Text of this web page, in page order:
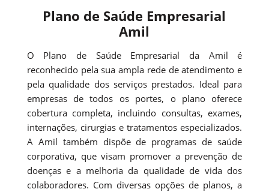
Plano de Saúde Empresarial
Amil
O Plano de Saúde Empresarial da Amil é
reconhecido pela sua ampla rede de atendimento e
pela qualidade dos serviços prestados. Ideal para
empresas de todos os portes, o plano oferece
cobertura completa, incluindo consultas, exames,
internações, cirurgias e tratamentos especializados.
A Amil também dispõe de programas de saúde
corporativa, que visam promover a prevenção de
doenças e a melhoria da qualidade de vida dos
colaboradores. Com diversas opções de planos, a